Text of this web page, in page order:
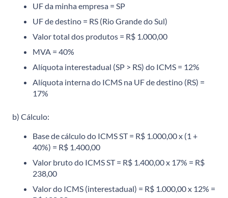
UF da minha empresa = SP
UF de destino = RS (Rio Grande do Sul)
Valor total dos produtos = R$ 1.000,00
MVA = 40%
Alíquota interestadual (SP > RS) do ICMS = 12%
Alíquota interna do ICMS na UF de destino (RS) =
17%
b) Cálculo:
Base de cálculo do ICMS ST = R$ 1.000,00 x (1 +
40%) = R$ 1.400,00
Valor bruto do ICMS ST = R$ 1.400,00 x 17% = R$
238,00
Valor do ICMS (interestadual) = R$ 1.000,00 x 12% =